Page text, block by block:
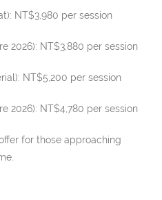
NT$3,980 per session
2026): NT$3,880 per session
NT$5,200 per session
2026): NT$4,780 per session
for those approaching